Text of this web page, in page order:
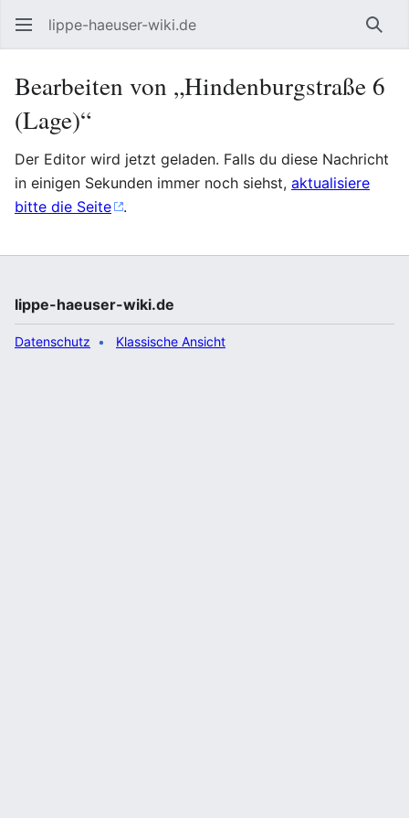
lippe-haeuser-wiki.de
Bearbeiten von „Hindenburgstraße 6
(Lage)“
Der Editor wird jetzt geladen. Falls du diese Nachricht
in einigen Sekunden immer noch siehst, aktualisiere
bitte die Seite
.
lippe-haeuser-wiki.de
Datenschutz Klassische Ansicht